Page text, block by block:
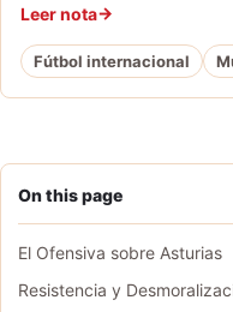
On this page
El Ofensiva sobre Asturias
Resistencia y
Leer nota
Fútbol internacional